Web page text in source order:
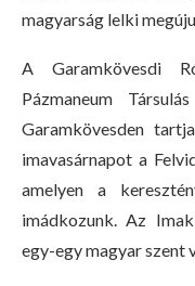
magyarság lelki
A Garamkövesdi
Pázmaneum
Garamkövesden
imavasárnapot a
amelyen a
imádkozunk. Az
egy-egy magyar szent